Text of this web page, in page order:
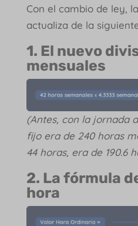
Con el cambio de ley,
actualiza de la
1. El nuevo
mensuales
(Antes, con la jornada
fijo era de 240 horas
44 horas, era de 190.6
2. La fórmula
hora